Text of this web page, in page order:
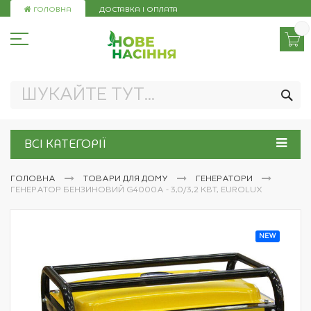
Skip
ГОЛОВНА ДОСТАВКА І ОПЛАТА
ВСІ КАТЕГОРІЇ
ГОЛОВНА ТОВАРИ ДЛЯ ДОМУ
ГЕНЕРАТОРИ
ГЕНЕРАТОР БЕНЗИНОВИЙ G4000A - 3,0/3,2 КВТ, EUROLUX
галереї
зображень
NEW